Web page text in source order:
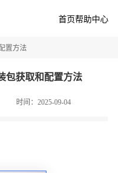
首页帮助中心
置方法
包获取和配置方法
时间：2025-09-04